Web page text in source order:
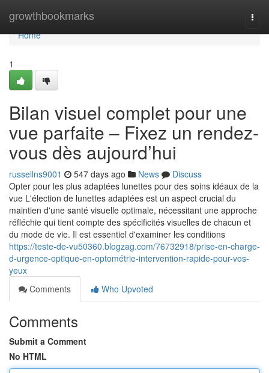
growthbookmarks
Home
Home
1
Bilan visuel complet pour une
vue parfaite – Fixez un rendez-
vous dès aujourd’hui
russellns9001 547 days ago News
Discuss
Opter pour les plus adaptées lunettes pour des soins idéaux de la
vue L'élection de lunettes adaptées est un aspect crucial du
maintien d'une santé visuelle optimale, nécessitant une approche
réfléchie qui tient compte des spécificités visuelles de chacun et
du mode de vie. Il est essentiel d'examiner les conditions
https://teste-de-vu50360.blogzag.com/76732918/prise-en-charge-
d-urgence-optique-en-optométrie-intervention-rapide-pour-vos-
yeux
Comments
Who Upvoted
Comments
Submit a Comment
No HTML